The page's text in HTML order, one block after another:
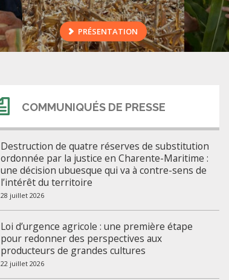
PRÉSENTATION
COMMUNIQUÉS DE PRESSE
Destruction de quatre réserves de substitution
ordonnée par la justice en Charente-Maritime :
une décision ubuesque qui va à contre-sens de
l’intérêt du territoire
28 juillet 2026
Loi d’urgence agricole : une première étape
pour redonner des perspectives aux
producteurs de grandes cultures
22 juillet 2026